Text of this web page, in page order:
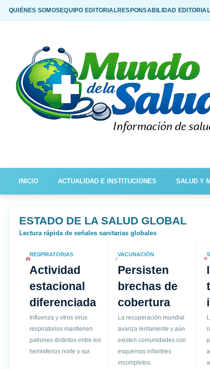
QUIÉNES SOMOSEQUIPO EDITORIALRESPONSABILIDAD EDITORIAL
INICIO ACTUALIDAD E INSTITUCIONES SALUD Y
ESTADO DE LA SALUD GLOBAL
Lectura rápida de señales sanitarias globales
RESPIRATORIAS
Actividad
estacional
diferenciada
Influenza y otros virus
respiratorios mantienen
patrones distintos entre los
hemisferios norte y sur.
VACUNACIÓN
Persisten
brechas de
cobertura
La recuperación mundial
avanza lentamente y aún
existen comunidades con
esquemas infantiles
incompletos.